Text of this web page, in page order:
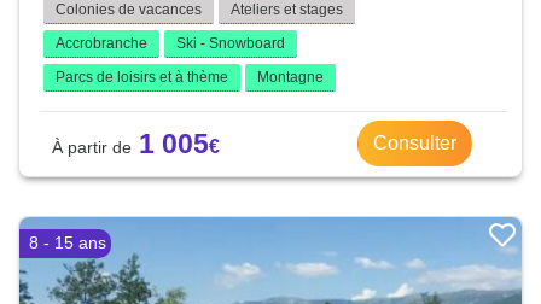
Colonies de vacances
Ateliers et stages
Accrobranche
Ski - Snowboard
Parcs de loisirs et à thème
Montagne
1 005 Consulter
8 - 15 ans